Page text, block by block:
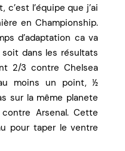
l’équipe que j’ai
en Championship.
d’adaptation ca va
dans les résultats
2/3 contre Chelsea
moins un point, ½
sur la même planete
Arsenal. Cette
pour taper le ventre